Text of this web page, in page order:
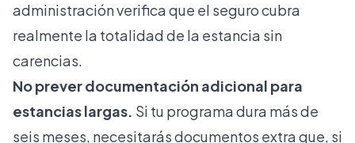
administración verifica que el seguro cubra
realmente la totalidad de la estancia sin
carencias.
No prever documentación adicional para
estancias largas. Si tu programa dura más de
seis meses, necesitarás documentos extra que, si